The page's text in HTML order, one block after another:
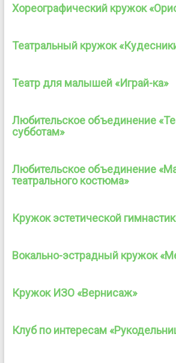
Хореографический кружок
Театральный кружок
Театр для малышей «Играй-ка»
Любительское объединение
субботам»
Любительское объединение
театрального костюма»
Кружок эстетической
Вокально-эстрадный кружок
Кружок ИЗО «Вернисаж»
Клуб по интересам